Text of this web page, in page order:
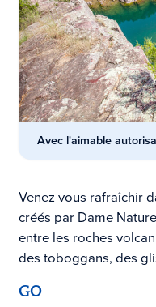
Avec l'aimable
Venez vous rafraîchir
créés par Dame
entre les roches
des toboggans, des
GO